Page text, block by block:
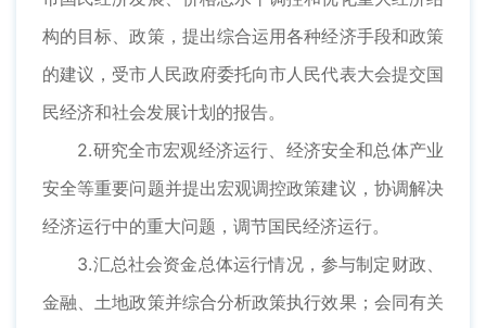
构的目标、政策，提出综合运用各种经济手段和政策
的建议，受市人民政府委托向市人民代表大会提交国
民经济和社会发展计划的报告。
2.研究全市宏观经济运行、经济安全和总体产业
安全等重要问题并提出宏观调控政策建议，协调解决
经济运行中的重大问题，调节国民经济运行。
3.汇总社会资金总体运行情况，参与制定财政、
金融、土地政策并综合分析政策执行效果；会同有关